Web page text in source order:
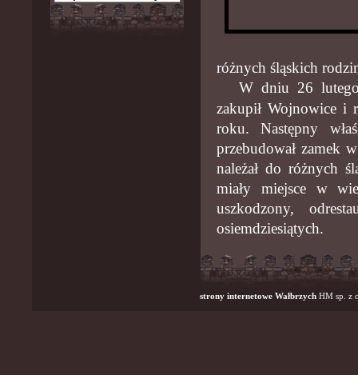
różnych śląskich
W dniu 26 lutego
zakupił Wojnowice i
roku. Następny
przebudował zamek
należał do różnych
miały miejsce w
uszkodzony,
osiemdziesiątych.
strony internetowe Wałbrzych HM sp. z